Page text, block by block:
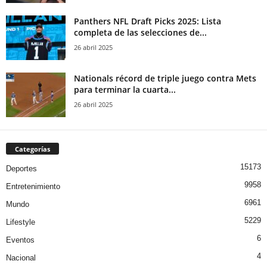
Panthers NFL Draft Picks 2025: Lista
completa de las selecciones de...
26 abril 2025
Nationals récord de triple juego contra Mets
para terminar la cuarta...
26 abril 2025
Categorías
Deportes 15173
Entretenimiento 9958
Mundo 6961
Lifestyle 5229
Eventos 6
Nacional 4